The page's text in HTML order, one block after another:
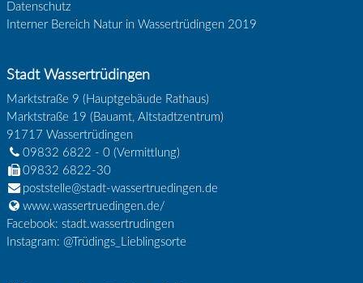
Datenschutz
Interner Bereich Natur in Wassertrüdingen 2019
Stadt Wassertrüdingen
Marktstraße 9 (Hauptgebäude Rathaus)
Marktstraße 19 (Bauamt, Altstadtzentrum)
91717 Wassertrüdingen
09832 6822 - 0(Vermittlung)
09832 6822-30
poststelle@stadt-wassertruedingen.de
www.wassertruedingen.de/
Facebook: stadt.wassertrudingen
Instagram: @Trüdings_Lieblingsorte